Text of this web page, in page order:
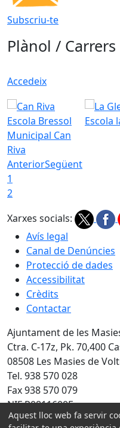
Subscriu-te
Plànol / Carrers
Accedeix
Escola Bressol
Municipal Can
Riva
Escola
AnteriorSegüent
1
2
Xarxes socials:
Avís legal
Canal de Denúncies
Protecció de dades
Accessibilitat
Crèdits
Contactar
Ajuntament de les
Ctra. C-17z, Pk. 70,400
08508 Les Masies de
Tel. 938 570 028
Fax 938 570 079
NIF P0811600F
Aquest lloc web fa servir